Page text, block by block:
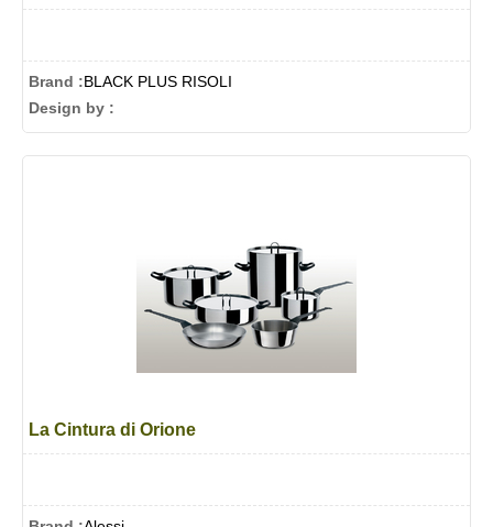
Brand :BLACK PLUS RISOLI
Design by :
La Cintura di Orione